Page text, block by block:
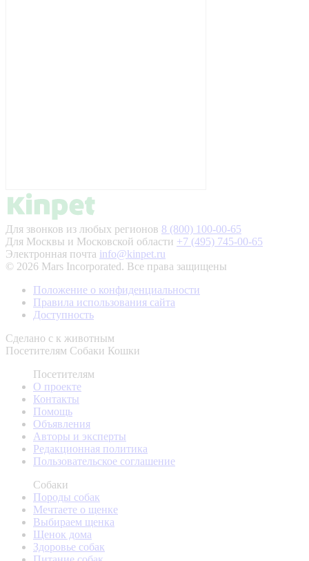
Для звонков из любых регионов 8 (800) 100-00-65
Для Москвы и Московской области +7 (495) 745-00-65
Электронная почта info@kinpet.ru
© 2026 Mars Incorporated. Все права защищены
Положение о конфиденциальности
Правила использования сайта
Доступность
Сделано с к животным
Посетителям Собаки Кошки
Посетителям
О проекте
Контакты
Помощь
Объявления
Авторы и эксперты
Редакционная политика
Пользовательское соглашение
Собаки
Породы собак
Мечтаете о щенке
Выбираем щенка
Щенок дома
Здоровье собак